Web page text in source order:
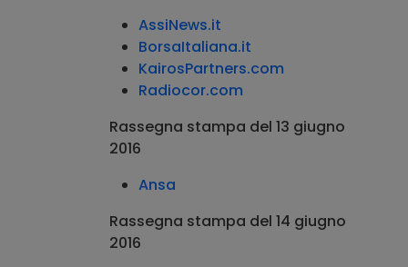
AssiNews.it
BorsaItaliana.it
KairosPartners.com
Radiocor.com
Rassegna stampa del 13 giugno
2016
Ansa
Rassegna stampa del 14 giugno
2016